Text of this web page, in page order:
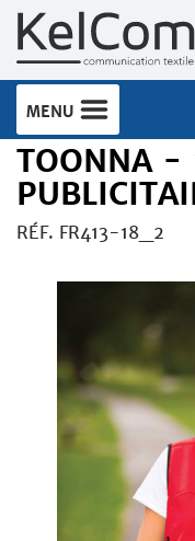
MENU
TOONNA -
RÉF. FR413-18_2